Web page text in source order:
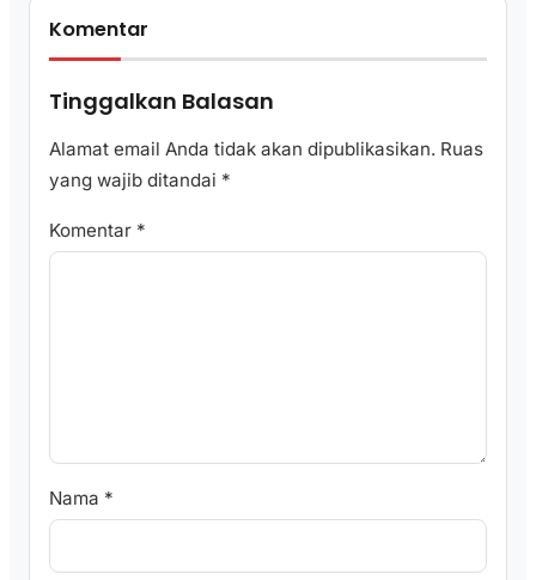
Komentar
Tinggalkan Balasan
Alamat email Anda tidak akan dipublikasikan. Ruas
yang wajib ditandai *
Komentar *
Nama *